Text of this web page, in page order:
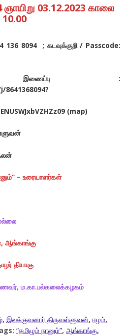
03.12.2023 காலை
10.00
8094 ; கடவுக்குறி / Passcode:
இணைப்பு :
(map)
– உரையாளர்கள்
ஆங்காங்கு
தியாகு
ம.கா.பல்கலைக்கழகம்
, இலக்குவனார் திருவள்ளுவன், ஈழம்,
“தமிழும் நானும்”, ஆங்காங்கு,